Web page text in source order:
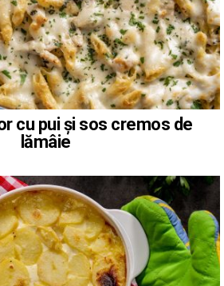
cu pui și sos cremos de
lămâie